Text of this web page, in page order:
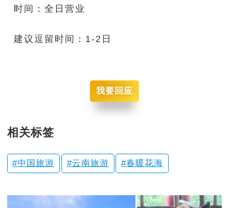
时间：全日营业
建议逗留时间：1-2日
我要回应
相关标签
中国旅游 云南旅游 春暖花海